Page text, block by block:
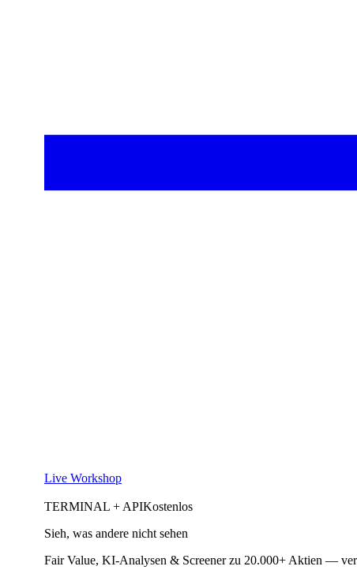
Live Workshop
TERMINAL + APIKostenlos
Sieh, was andere nicht sehen
Fair Value, KI-Analysen & Screener zu 20.000+ Aktien —